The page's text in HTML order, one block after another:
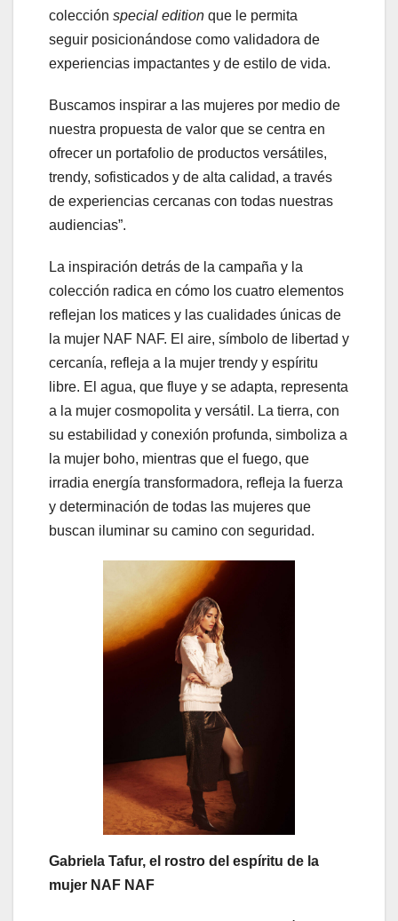
colección special edition que le permita
seguir posicionándose como validadora de
experiencias impactantes y de estilo de vida.
Buscamos inspirar a las mujeres por medio de
nuestra propuesta de valor que se centra en
ofrecer un portafolio de productos versátiles,
trendy, sofisticados y de alta calidad, a través
de experiencias cercanas con todas nuestras
audiencias”.
La inspiración detrás de la campaña y la
colección radica en cómo los cuatro elementos
reflejan los matices y las cualidades únicas de
la mujer NAF NAF. El aire, símbolo de libertad y
cercanía, refleja a la mujer trendy y espíritu
libre. El agua, que fluye y se adapta, representa
a la mujer cosmopolita y versátil. La tierra, con
su estabilidad y conexión profunda, simboliza a
la mujer boho, mientras que el fuego, que
irradia energía transformadora, refleja la fuerza
y determinación de todas las mujeres que
buscan iluminar su camino con seguridad.
Gabriela Tafur, el rostro del espíritu de la
mujer NAF NAF